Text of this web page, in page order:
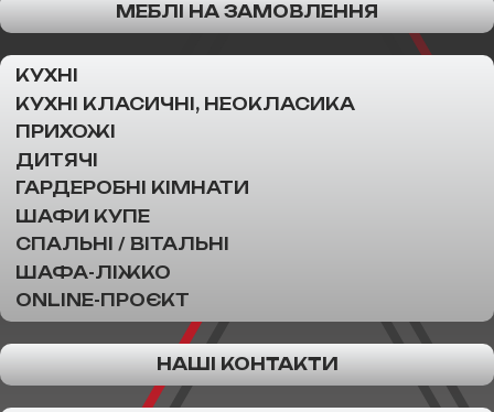
МЕБЛІ НА ЗАМОВЛЕННЯ
КУХНІ
КУХНІ КЛАСИЧНІ, НЕОКЛАСИКА
ПРИХОЖІ
ДИТЯЧІ
ГАРДЕРОБНІ КІМНАТИ
ШАФИ КУПЕ
СПАЛЬНІ / ВІТАЛЬНІ
ШАФА-ЛІЖКО
ONLINE-ПРОЄКТ
НАШІ КОНТАКТИ